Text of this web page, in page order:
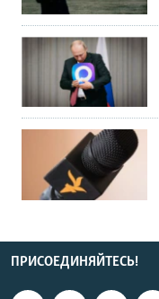
ПРИСОЕДИНЯЙТЕСЬ!